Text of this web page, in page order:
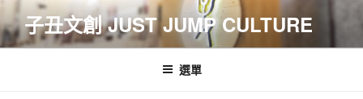
跳
至
主
子丑文創 JUST JUMP CULTURE
選單